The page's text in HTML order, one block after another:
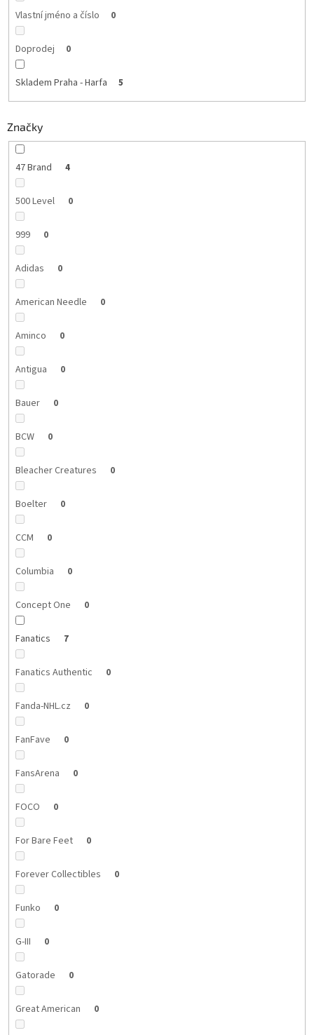
Vlastní jméno a číslo 0
Doprodej 0
Skladem Praha - Harfa 5
Značky
47 Brand 4
500 Level 0
999 0
Adidas 0
American Needle 0
Aminco 0
Antigua 0
Bauer 0
BCW 0
Bleacher Creatures 0
Boelter 0
CCM 0
Columbia 0
Concept One 0
Fanatics 7
Fanatics Authentic 0
Fanda-NHL.cz 0
FanFave 0
FansArena 0
FOCO 0
For Bare Feet 0
Forever Collectibles 0
Funko 0
G-III 0
Gatorade 0
Great American 0